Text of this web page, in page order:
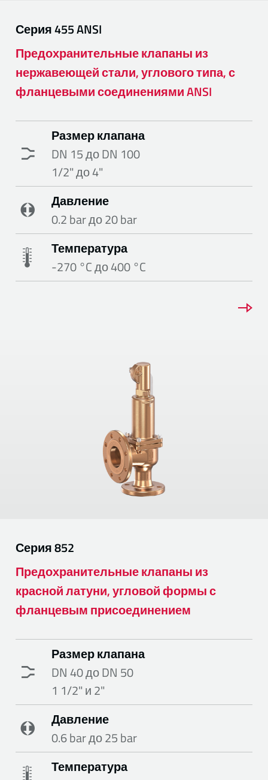
Серия455 ANSI
Предохранительные клапаны из
нержавеющей стали, углового типа, с
фланцевыми соединениями ANSI
Размер клапана
DN 15 до DN 100
1/2" до 4"
Давление
0.2 bar до 20 bar
Температура
-270 °C до 400 °C
Серия852
Предохранительные клапаны из
красной латуни, угловой формы с
фланцевым присоединением
Размер клапана
DN 40 до DN 50
1 1/2" и 2"
Давление
0.6 bar до 25 bar
Температура